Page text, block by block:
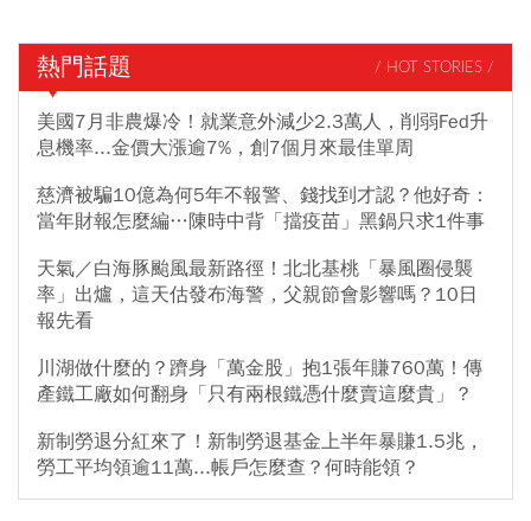
熱門話題 / HOT STORIES /
美國7月非農爆冷！就業意外減少2.3萬人，削弱Fed升
息機率...金價大漲逾7%，創7個月來最佳單周
慈濟被騙10億為何5年不報警、錢找到才認？他好奇：
當年財報怎麼編…陳時中背「擋疫苗」黑鍋只求1件事
天氣／白海豚颱風最新路徑！北北基桃「暴風圈侵襲
率」出爐，這天估發布海警，父親節會影響嗎？10日
報先看
川湖做什麼的？躋身「萬金股」抱1張年賺760萬！傳
產鐵工廠如何翻身「只有兩根鐵憑什麼賣這麼貴」？
新制勞退分紅來了！新制勞退基金上半年暴賺1.5兆，
勞工平均領逾11萬...帳戶怎麼查？何時能領？